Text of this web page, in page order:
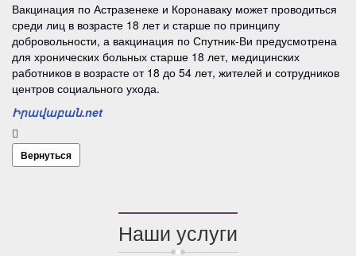
Вакцинация по Астразенеке и Коронаваку может проводиться
среди лиц в возрасте 18 лет и старше по принципу
добровольности, а вакцинация по Спутник-Ви предусмотрена
для хронических больных старше 18 лет, медицинских
работников в возрасте от 18 до 54 лет, жителей и сотрудников
центров социального ухода.
Իրավաբան.net
Вернуться
Наши услуги